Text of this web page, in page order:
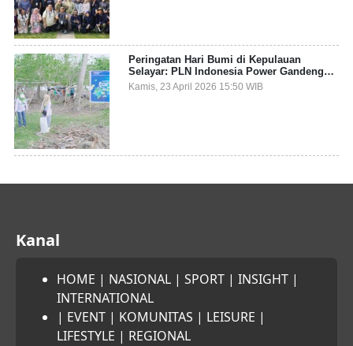
Peringatan Hari Bumi di Kepulauan
Selayar: PLN Indonesia Power Gandeng
Pemda dan Komunitas, Giatkan Restorasi
Mangrove
Kamis, 23 April 2026 15:50 WIB
Kanal
HOME | NASIONAL | SPORT | INSIGHT |
INTERNATIONAL
| EVENT | KOMUNITAS | LEISURE |
LIFESTYLE | REGIONAL